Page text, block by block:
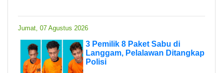
Jumat, 07 Agustus 2026
3 Pemilik 8 Paket Sabu di
Langgam, Pelalawan Ditangkap
Polisi